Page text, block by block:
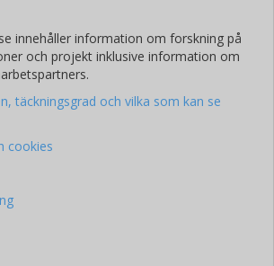
innehåller information om forskning på
och projekt inklusive information om
täckningsgrad och vilka som kan se
cookies